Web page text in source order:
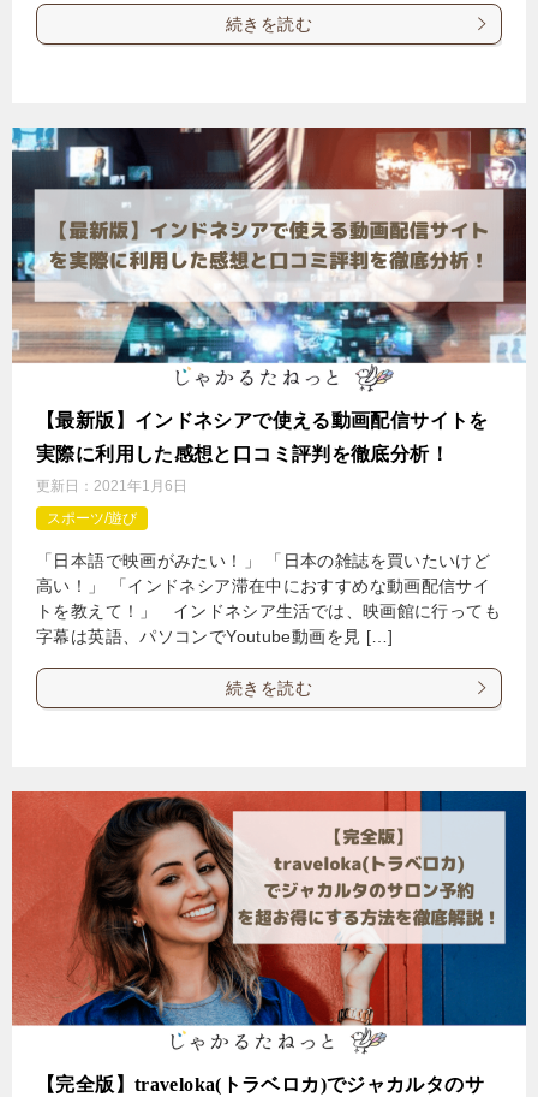
続きを読む
【最新版】インドネシアで使える動画配信サイトを
実際に利用した感想と口コミ評判を徹底分析！
更新日： 2021年1月6日
スポーツ/遊び
「日本語で映画がみたい！」 「日本の雑誌を買いたいけど
高い！」 「インドネシア滞在中におすすめな動画配信サイ
トを教えて！」 インドネシア生活では、映画館に行っても
字幕は英語、パソコンでYoutube動画を見 […]
続きを読む
【完全版】traveloka(トラベロカ)でジャカルタのサ